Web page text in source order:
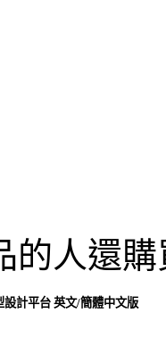
的人還
設計平台 英文/簡體中文版